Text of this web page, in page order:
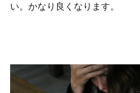
い。かなり良くなります。